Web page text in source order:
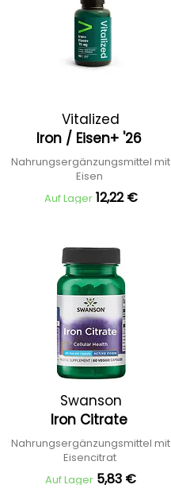
Vitalized
Iron / Eisen+ '26
Nahrungsergänzungsmittel mit
Eisen
Auf Lager 12,22 €
Swanson
Iron Citrate
Nahrungsergänzungsmittel mit
Eisencitrat
Auf Lager 5,83 €